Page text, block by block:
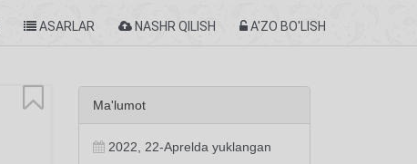
ASARLAR NASHR QILISH A'ZO BO'LISH
Ma'lumot
2022, 22-Aprelda yuklangan